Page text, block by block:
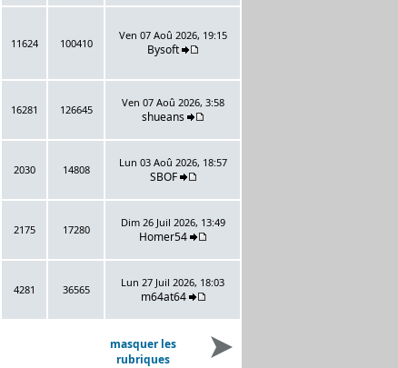
11624 100410
Ven 07 Aoû 2026, 19:15
Bysoft
16281 126645
Ven 07 Aoû 2026, 3:58
shueans
2030 14808
Lun 03 Aoû 2026, 18:57
SBOF
2175 17280
Dim 26 Juil 2026, 13:49
Homer54
4281 36565
Lun 27 Juil 2026, 18:03
m64at64
masquer les
rubriques